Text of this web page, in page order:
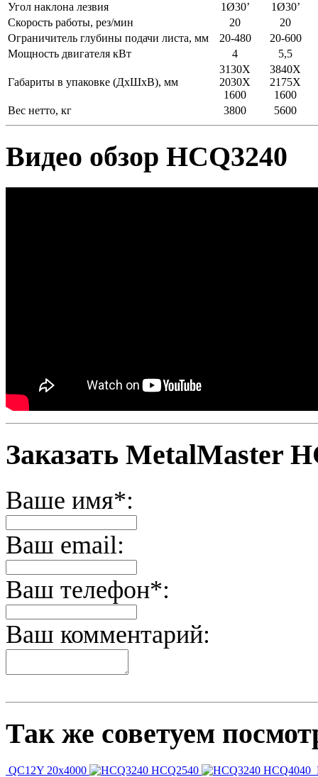
Угол наклона лезвия
1Ø30’
1Ø30’
Скорость работы, рез/мин
20
20
Ограничитель глубины подачи листа, мм
20-480
20-600
Мощность двигателя кВт
4 5,5
Габариты в упаковке (ДхШхВ), мм
3130X
2030X
1600
3840X
2175X
1600
Вес нетто, кг
3800 5600
Видео обзор HCQ3240
Заказать MetalMaster
Ваше имя*:
Ваш email:
Ваш телефон*:
Ваш комментарий:
Так же советуем
QC12Y 20x4000 HCQ2540 HCQ4040